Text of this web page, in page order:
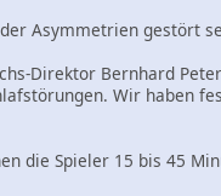
Asymmetrien gestört
Direktor Bernhard
Wir haben
die Spieler 15 bis 45